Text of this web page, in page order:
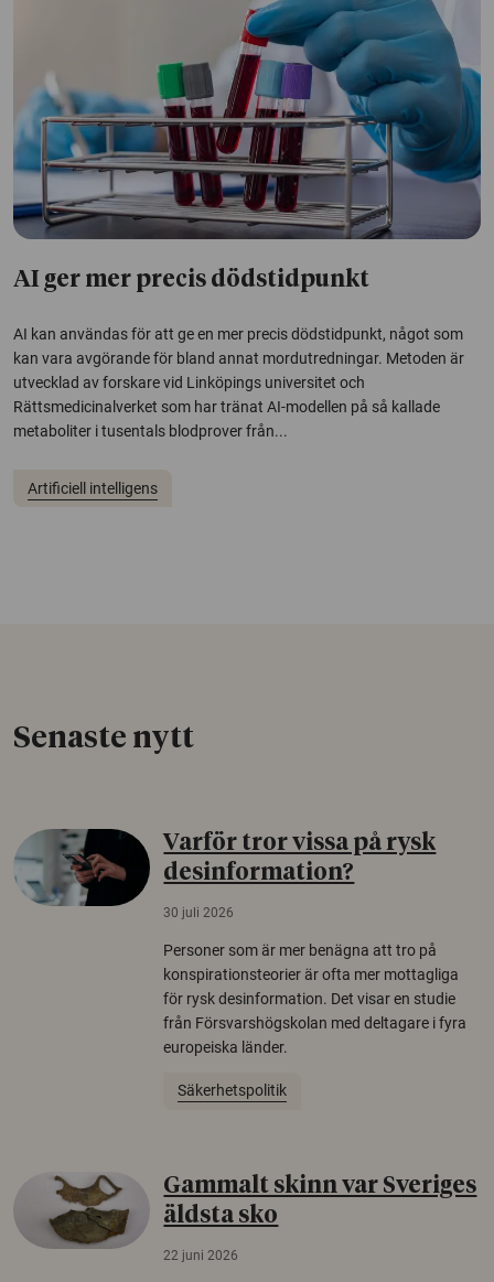
AI ger mer precis dödstidpunkt
AI kan användas för att ge en mer precis dödstidpunkt, något som
kan vara avgörande för bland annat mordutredningar. Metoden är
utvecklad av forskare vid Linköpings universitet och
Rättsmedicinalverket som har tränat AI-modellen på så kallade
metaboliter i tusentals blodprover från...
Artificiell intelligens
Senaste nytt
Varför tror vissa på rysk
desinformation?
30 juli 2026
Personer som är mer benägna att tro på
konspirationsteorier är ofta mer mottagliga
för rysk desinformation. Det visar en studie
från Försvarshögskolan med deltagare i fyra
europeiska länder.
Säkerhetspolitik
Gammalt skinn var Sveriges
äldsta sko
22 juni 2026